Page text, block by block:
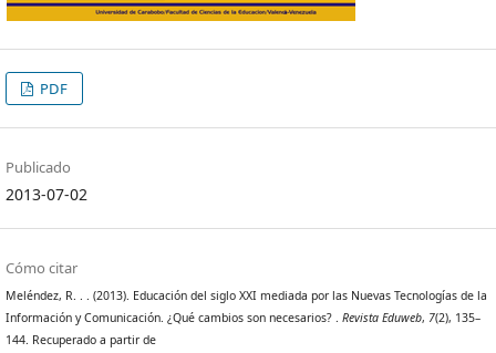
PDF
Publicado
2013-07-02
Cómo citar
Meléndez, R. . . (2013). Educación del siglo XXI mediada por las Nuevas Tecnologías de la
Información y Comunicación. ¿Qué cambios son necesarios? .Revista Eduweb, 7(2), 135–
144. Recuperado a partir de